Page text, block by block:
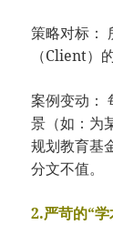
策略对标：
（Client）
案例变动：
景（如：为
规划教育基
分文不值。
2.严苛的“